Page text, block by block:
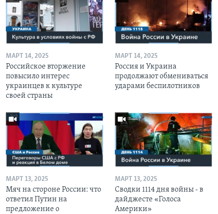
МАРТ 14, 2025
Российское вторжение
повысило интерес
украинцев к культуре
своей страны
МАРТ 14, 2025
Россия и Украина
продолжают обмениваться
ударами беспилотников
МАРТ 13, 2025
Мяч на стороне России: что
ответил Путин на
предложение о
МАРТ 13, 2025
Сводки 1114 дня войны - в
дайджесте «Голоса
Америки»